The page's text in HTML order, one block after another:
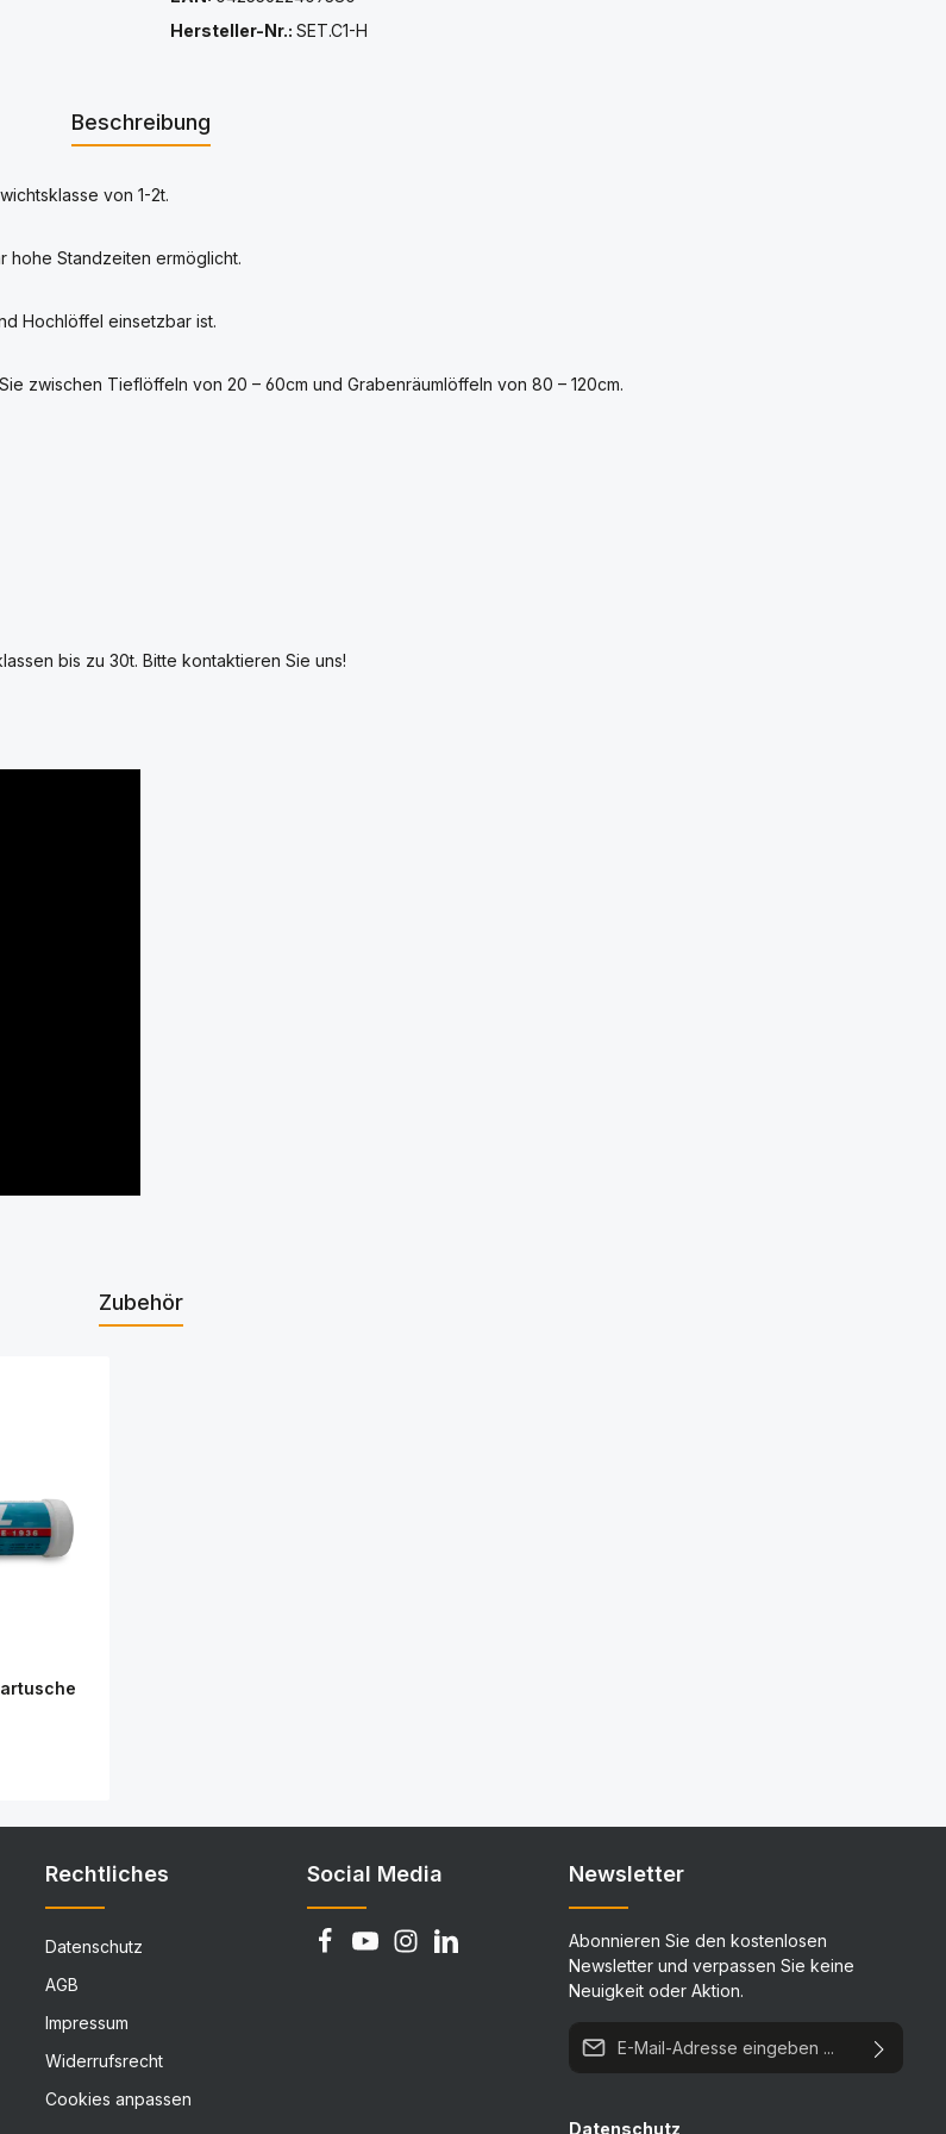
Hersteller-Nr.: SET.C1-H
Beschreibung
von 1-2t.
hohe Standzeiten ermöglicht.
Hochlöffel einsetzbar ist.
zwischen Tieflöffeln von 20 – 60cm und Grabenräumlöffeln von 80 – 120cm.
bis zu 30t. Bitte kontaktieren Sie uns!
Zubehör
Rechtliches
Datenschutz
AGB
Impressum
Widerrufsrecht
Cookies anpassen
Social Media Newsletter
Abonnieren Sie den kostenlosen
Newsletter und verpassen Sie keine
Neuigkeit oder Aktion.
E-Mail-Adresse*
Datenschutz